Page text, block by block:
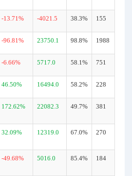
-13.71% -4021.5 38.3% 155
-96.81% 23750.1 98.8% 1988
-6.66% 5717.0 58.1% 751
46.50% 16494.0 58.2% 228
172.62% 22082.3 49.7% 381
32.09% 12319.0 67.0% 270
-49.68% 5016.0 85.4% 184